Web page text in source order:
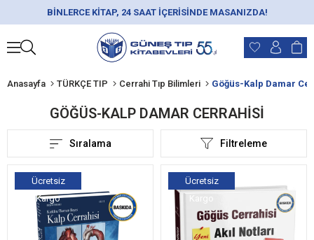
BİNLERCE KİTAP, 24 SAAT İÇERİSİNDE MASANIZDA!
Anasayfa TÜRKÇE TIP Cerrahi Tıp Bilimleri Göğüs-Kalp Damar
GÖĞÜS-KALP DAMAR CERRAHISI
Filtreleme
Sıralama
Ücretsiz
Kargo
Ücretsiz
Kargo